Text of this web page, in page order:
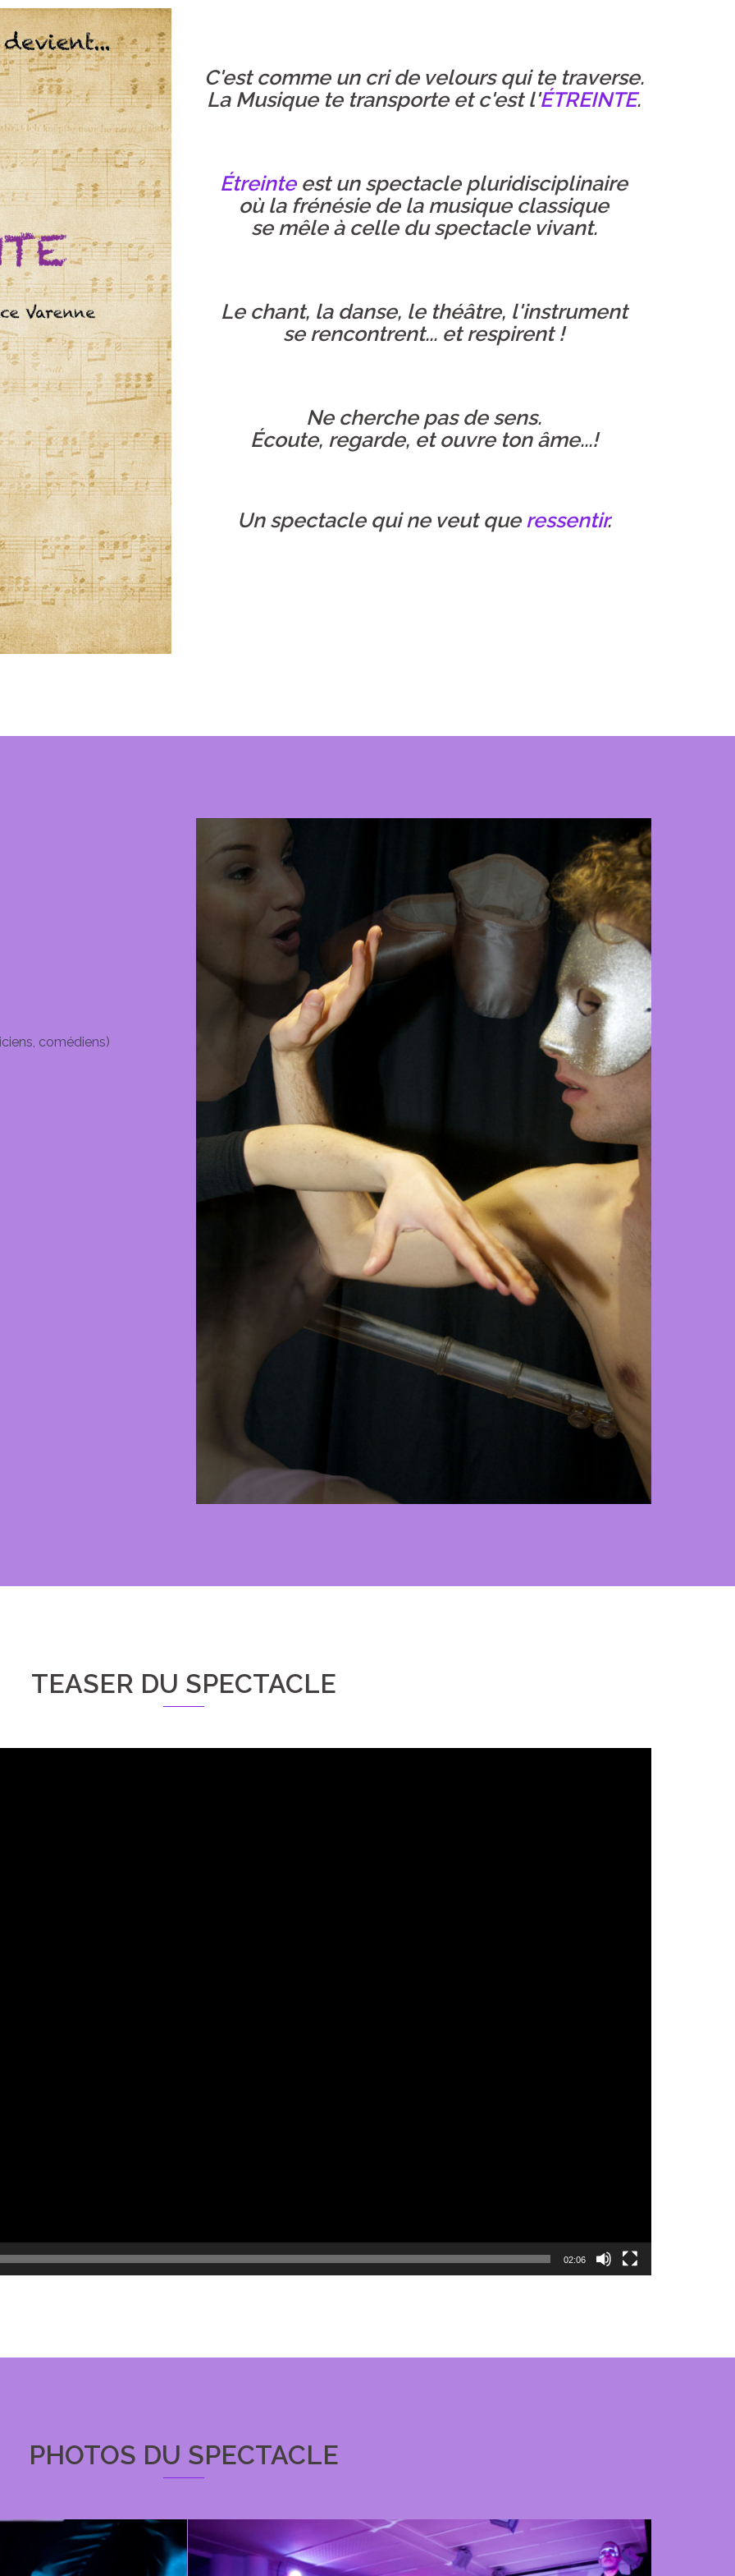
C'est comme un cri de velours qui te traverse.
La Musique te transporte et c'est l'ÉTREINTE.
Étreinteest un spectacle pluridisciplinaire
où la frénésie de la musique classique
se mêle à celle du spectacle vivant.
Le chant, la danse, le théâtre, l'instrument
se rencontrent... et respirent !
Ne cherche pas de sens.
Écoute, regarde, et ouvre ton âme...!
Un spectacle qui ne veut que ressentir.
comédiens)
TEASER DU SPECTACLE
02:06
PHOTOS DU SPECTACLE